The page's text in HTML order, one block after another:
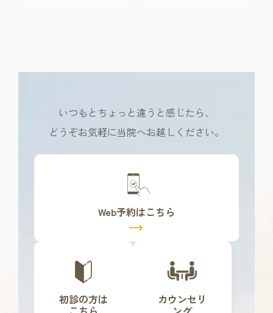
いつもとちょっと違うと感じたら、
どうぞお気軽に当院へお越しください。
Web予約はこちら
カ
ク
初診の方は
カ
カウンセリ
カ